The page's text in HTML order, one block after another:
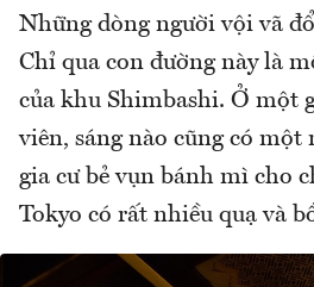
Những dòng người vội vã
Chỉ qua con đường này là
của khu Shimbashi. Ở một
viên, sáng nào cũng có một
gia cư bẻ vụn bánh mì cho
Tokyo có rất nhiều quạ và